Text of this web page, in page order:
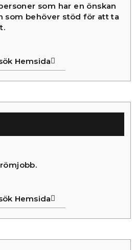
som har en önskan
som behöver stöd för att ta
Hemsida
Hemsida